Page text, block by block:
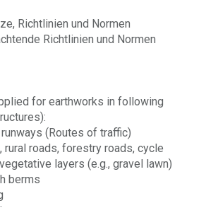
Richtlinien und Normen
Richtlinien und Normen
for earthworks in following
(Routes of traffic)
rural roads, forestry roads, cycle
layers (e.g., gravel lawn)
berms